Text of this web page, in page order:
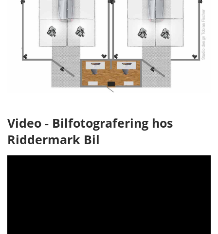
Video - Bilfotografering hos
Riddermark Bil